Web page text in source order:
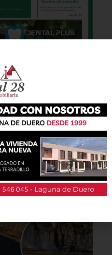
la revista en papel
los negocios
de las Artes.